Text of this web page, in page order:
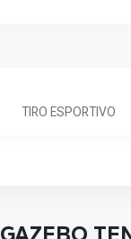
TIRO ESPORTIVO